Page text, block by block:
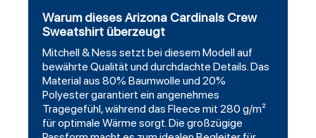
Warum dieses Arizona Cardinals Crew
Sweatshirt überzeugt
Mitchell & Ness setzt bei diesem Modell auf
bewährte Qualität und durchdachte Details. Das
Material aus 80% Baumwolle und 20%
Polyester garantiert ein angenehmes
Tragegefühl, während das Fleece mit 280 g/m²
für optimale Wärme sorgt. Die großzügige